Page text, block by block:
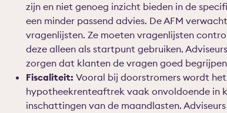
zijn en niet genoeg inzicht bieden in de
een minder passend advies. De AFM
vragenlijsten. Ze moeten vragenlijsten
deze alleen als startpunt gebruiken.
zorgen dat klanten de vragen goed
Fiscaliteit: Vooral bij doorstromers wordt
hypotheekrenteaftrek vaak onvoldoende in
inschattingen van de maandlasten.